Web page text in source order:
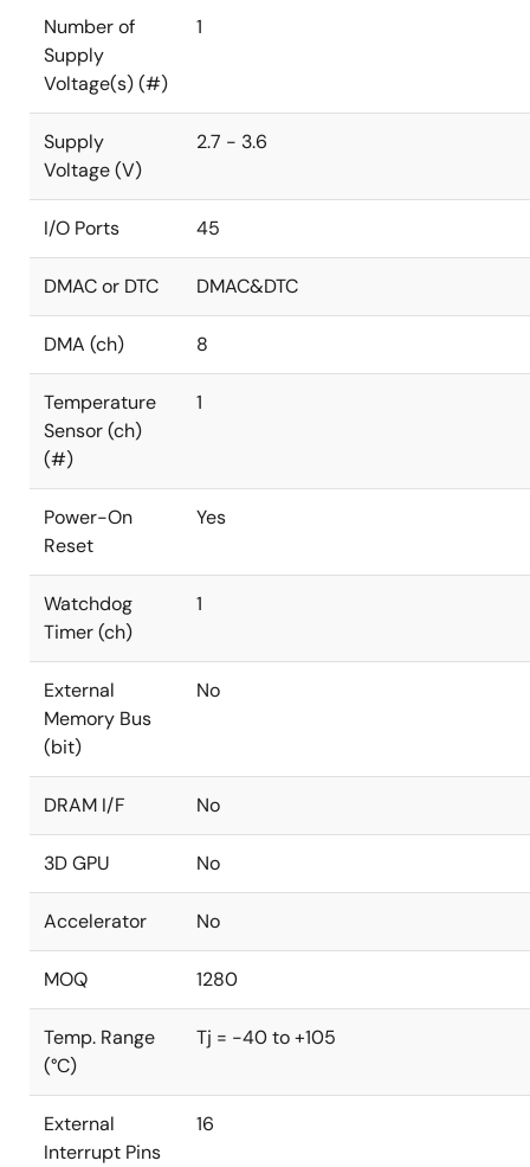
Number of
Supply
Voltage(s) (#)
1
Supply
Voltage (V)
2.7 - 3.6
I/O Ports 45
DMAC or DTC DMAC&DTC
DMA (ch) 8
Temperature
Sensor (ch)
(#)
1
Power-On
Reset
Yes
Watchdog
Timer (ch)
1
External
Memory Bus
(bit)
No
DRAM I/F No
3D GPU No
Accelerator No
MOQ 1280
Temp. Range
(°C)
Tj = -40 to +105
External
Interrupt Pins
16